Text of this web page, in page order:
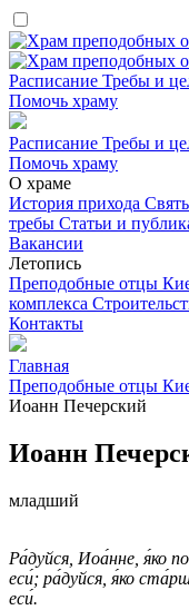
Расписание Требы и
Помочь храму
Расписание Требы и
Помочь храму
О храме
История прихода
требы Статьи и
Вакансии
Летопись
Преподобные отцы
комплекса
Контакты
Главная
Преподобные отцы
Иоанн Печерский
Иоанн
младший
Ра́дуйся, Иоа́нне, я́ко
еси́; ра́дуйся, я́ко
еси́.